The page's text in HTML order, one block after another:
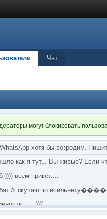
Чат
могут блокировать
хотя бы возродим.
как я тут... Вы живые? Если
)))) всем привет....
скучаю по
..... ))))